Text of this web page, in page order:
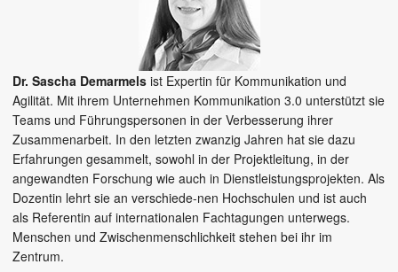
Dr. Sascha Demarmels ist Expertin für Kommunikation und
Agilität. Mit ihrem Unternehmen Kommunikation 3.0 unterstützt sie
Teams und Führungspersonen in der Verbesserung ihrer
Zusammenarbeit. In den letzten zwanzig Jahren hat sie dazu
Erfahrungen gesammelt, sowohl in der Projektleitung, in der
angewandten Forschung wie auch in Dienstleistungsprojekten. Als
Dozentin lehrt sie an verschiede-nen Hochschulen und ist auch
als Referentin auf internationalen Fachtagungen unterwegs.
Menschen und Zwischenmenschlichkeit stehen bei ihr im
Zentrum.